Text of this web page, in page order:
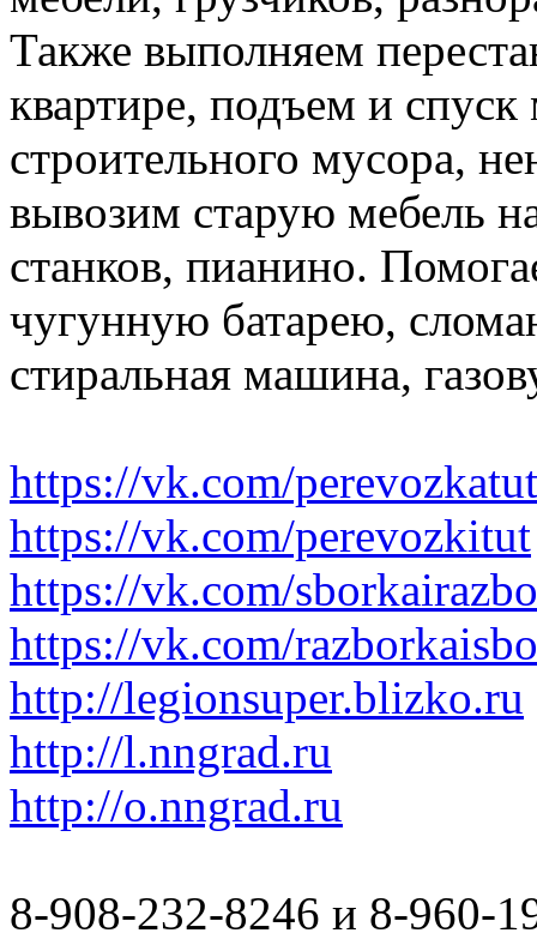
Также выполняем
квартире, подъем и спуск
строительного мусора,
вывозим старую мебель
станков, пианино.
чугунную батарею,
стиральная машина,
https://vk.com/perevozkatut
https://vk.com/perevozkitut
https://vk.com/
https://vk.com/
http://legionsuper.blizko.ru
http://l.nngrad.ru
http://o.nngrad.ru
8-908-232-8246 и 8-960-